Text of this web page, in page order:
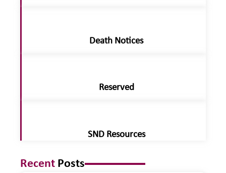
Death Notices
Reserved
SND Resources
Recent Posts